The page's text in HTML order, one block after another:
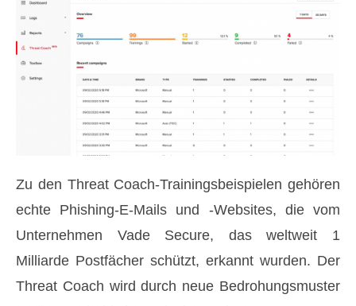
Zu den Threat Coach-Trainingsbeispielen gehören
echte Phishing-E-Mails und -Websites, die vom
Unternehmen Vade Secure, das weltweit 1
Milliarde Postfächer schützt, erkannt wurden. Der
Threat Coach wird durch neue Bedrohungsmuster